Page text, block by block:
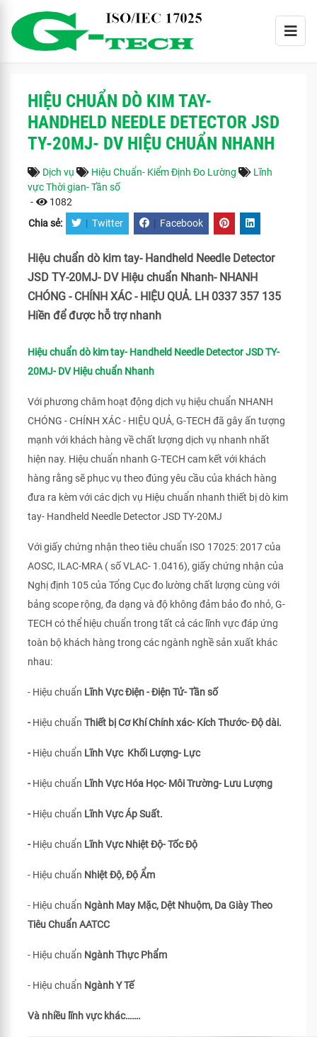
HIỆU CHUẨN DÒ KIM TAY-
HANDHELD NEEDLE DETECTOR JSD
TY-20MJ- DV HIỆU CHUẨN NHANH
Dịch vụ Hiệu Chuẩn- Kiểm Định Đo Lường
Lĩnh
vực Thời gian- Tần số
-
1082
Chia sẻ: | Twitter | Facebook
Hiệu chuẩn dò kim tay- Handheld Needle Detector
JSD TY-20MJ- DV Hiệu chuẩn Nhanh- NHANH
CHÓNG - CHÍNH XÁC - HIỆU QUẢ. LH 0337 357 135
Hiền để được hỗ trợ nhanh
Hiệu chuẩn dò kim tay- Handheld Needle Detector JSD TY-
20MJ- DV Hiệu chuẩn Nhanh
Với phương châm hoạt động dịch vụ hiệu chuẩn NHANH
CHÓNG - CHÍNH XÁC - HIỆU QUẢ, G-TECH đã gây ấn tượng
mạnh với khách hàng về chất lượng dịch vụ nhanh nhất
hiện nay. Hiệu chuẩn nhanh G-TECH cam kết với khách
hàng rằng sẽ phục vụ theo đúng yêu cầu của khách hàng
đưa ra kèm với các dịch vụ Hiệu chuẩn nhanh thiết bị dò kim
tay- Handheld Needle Detector JSD TY-20MJ
Với giấy chứng nhận theo tiêu chuẩn ISO 17025: 2017 của
AOSC, ILAC-MRA ( số VLAC- 1.0416), giấy chứng nhận của
Nghị định 105 của Tổng Cục đo lường chất lượng cùng với
bảng scope rộng, đa dạng và độ không đảm bảo đo nhỏ, G-
TECH có thể hiệu chuẩn trong tất cả các lĩnh vực đáp ứng
toàn bộ khách hàng trong các ngành nghề sản xuất khác
nhau:
- Hiệu chuẩn Lĩnh Vực Điện - Điện Tử- Tần số
-Hiệu chuẩn Thiết bị Cơ Khí Chính xác- Kích Thước- Độ dài.
-Hiệu chuẩn Lĩnh Vực Khối Lượng- Lực
-Hiệu chuẩn Lĩnh Vực Hóa Học- Môi Trường- Lưu Lượng
-Hiệu chuẩn Lĩnh Vực Áp Suất.
-Hiệu chuẩn Lĩnh Vực Nhiệt Độ- Tốc Độ
- Hiệu chuẩn Nhiệt Độ, Độ Ẩm
- Hiệu chuẩn Ngành May Mặc, Dệt Nhuộm, Da Giày Theo
Tiêu ChuẩnAATCC
- Hiệu chuẩn Ngành Thực Phẩm
- Hiệu chuẩn Ngành Y Tế
Và nhiều lĩnh vực khác…….